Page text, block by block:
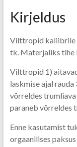
Kirjeldus
Vilttropid kaliibrile
tk. Materjaliks tihe
Vilttropid 1)
laskmise ajal
võrreldes trumliava
paraneb võrreldes
Enne kasutamist
orgaanilises